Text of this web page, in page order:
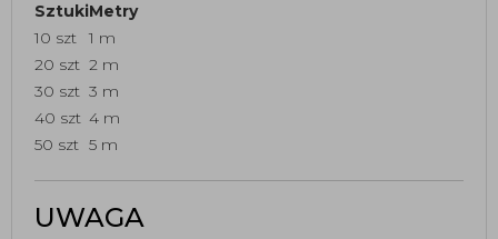
SztukiMetry
10 szt
1 m
20 szt 2 m
30 szt 3 m
40 szt 4 m
50 szt 5 m
UWAGA